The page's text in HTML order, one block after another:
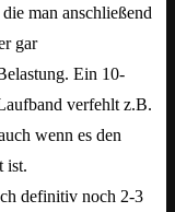
man anschließend
gar
Ein 10-
verfehlt z.B.
wenn es den
ist.
definitiv noch 2-3